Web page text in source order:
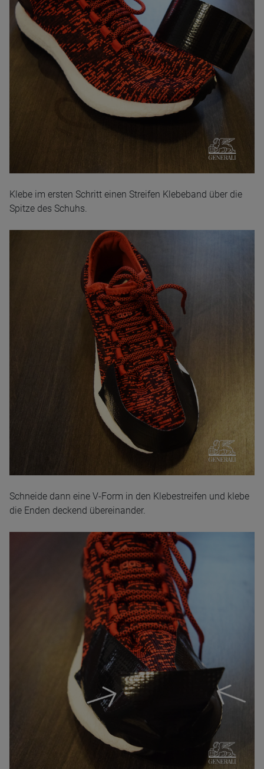
Klebe im ersten Schritt einen Streifen Klebeband über die
Spitze des Schuhs.
Schneide dann eine V-Form in den Klebestreifen und klebe
die Enden deckend übereinander.